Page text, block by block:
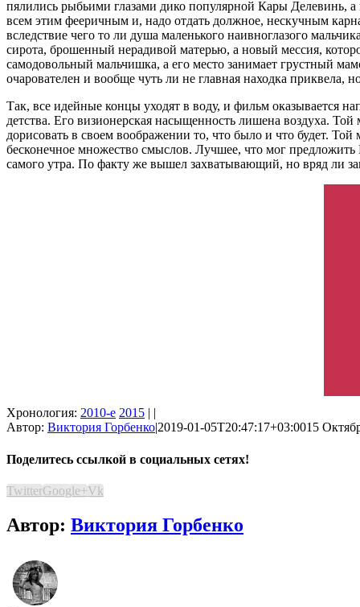
пялились рыбьими глазами дико популярной Кары Делевинь,
всем этим фееричным и, надо отдать должное, нескучным
вследствие чего то ли душа маленького наивноглазого
сирота, брошенный нерадивой матерью, а новый мессия,
самодовольный мальчишка, а его место занимает грустный
очарователен и вообще чуть ли не главная находка приквела,
Так, все идейные концы уходят в воду, и фильм оказывается
детства. Его визионерская насыщенность лишена воздуха. Той
дорисовать в своем воображении то, что было и что будет.
бесконечное множество смыслов. Лучшее, что мог предложить
самого утра. По факту же вышел захватывающий, но вряд ли
Хронология: 2010-е 2015 | |
Автор: Виктория Горбенко|2019-01-05T20:47:17+03:0015
Поделитесь ссылкой в социальных сетях!
TwitterGoogle+Vk
Автор: Виктория Горбенко